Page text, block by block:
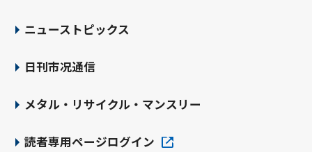
ニューストピックス
日刊市况通信
メタル・リサイクル・マンスリー
読者専用ページログイン